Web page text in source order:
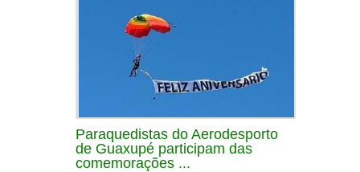
Paraquedistas do Aerodesporto
de Guaxupé participam das
comemorações ...